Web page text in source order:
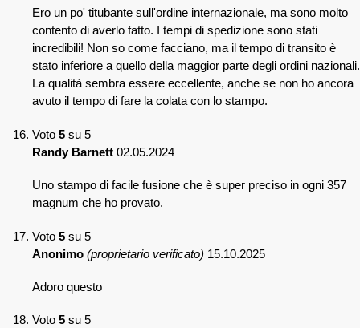
Ero un po' titubante sull'ordine internazionale, ma sono molto
contento di averlo fatto. I tempi di spedizione sono stati
incredibili! Non so come facciano, ma il tempo di transito è
stato inferiore a quello della maggior parte degli ordini nazionali.
La qualità sembra essere eccellente, anche se non ho ancora
avuto il tempo di fare la colata con lo stampo.
Voto 5 su 5
Randy Barnett 02.05.2024
Uno stampo di facile fusione che è super preciso in ogni 357
magnum che ho provato.
Voto 5 su 5
Anonimo (proprietario verificato) 15.10.2025
Adoro questo
Voto 5 su 5